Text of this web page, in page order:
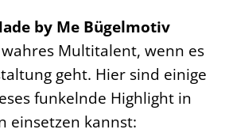
by Me Bügelmotiv
Multitalent, wenn es
geht. Hier sind einige
funkelnde Highlight in
einsetzen kannst: